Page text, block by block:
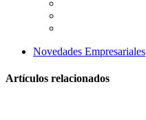
Novedades Empresariales
Artículos relacionados